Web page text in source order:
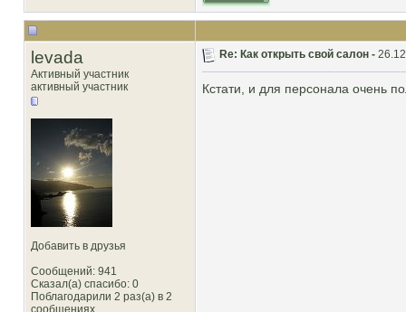
levada
Активный участник
активный участник
Добавить в друзья
Сообщений: 941
Сказал(а) спасибо: 0
Поблагодарили 2 раз(а) в 2
сообщениях
Re: Как открыть свой салон -
Кстати, и для персонала очень